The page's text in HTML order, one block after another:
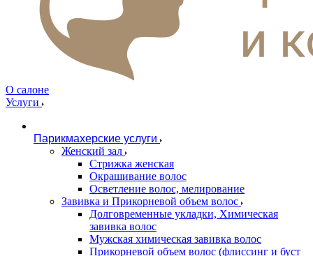
О салоне
Услуги
Парикмахерские услуги
Женский зал
Стрижка женская
Окрашивание волос
Осветление волос, мелирование
Завивка и Прикорневой объем волос
Долговременные укладки, Химическая
завивка волос
Мужская химическая завивка волос
Прикорневой объем волос (флиссинг и буст